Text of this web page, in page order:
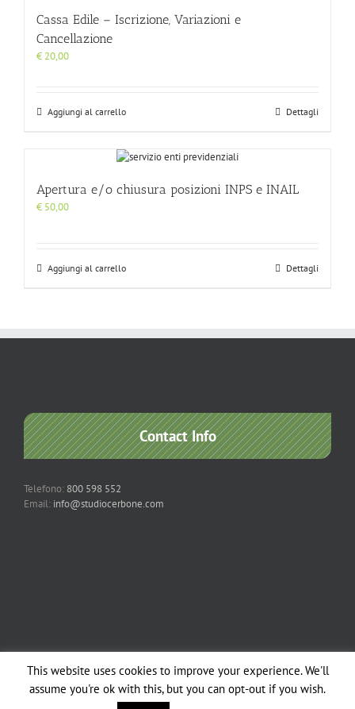
Cassa Edile – Iscrizione, Variazioni e
Cancellazione
€ 20,00
Aggiungi al carrello Dettagli
Apertura e/o chiusura posizioni INPS e INAIL
€ 50,00
Aggiungi al carrello Dettagli
Contact Info
Telefono: 800 598 552
Email: info@studiocerbone.com
Copyright 2012 - 2018 Studio Cerbone & Associati | All Rights Reserved |
Studio Cerbone| | All Rights Reserved |
This website uses cookies to improve your experience. We'll
assume you're ok with this, but you can opt-out if you wish.